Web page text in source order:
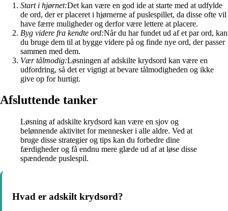
Start i hjørnet:Det kan være en god ide at starte med at udfylde
de ord, der er placeret i hjørnerne af puslespillet, da disse ofte vil
have færre muligheder og derfor være lettere at placere.
Byg videre fra kendte ord:Når du har fundet ud af et par ord, kan
du bruge dem til at bygge videre på og finde nye ord, der passer
sammen med dem.
Vær tålmodig:Løsningen af adskilte krydsord kan være en
udfordring, så det er vigtigt at bevare tålmodigheden og ikke
give op for hurtigt.
Afsluttende tanker
Løsning af adskilte krydsord kan være en sjov og
belønnende aktivitet for mennesker i alle aldre. Ved at
bruge disse strategier og tips kan du forbedre dine
færdigheder og få endnu mere glæde ud af at løse disse
spændende puslespil.
Hvad er adskilt krydsord?